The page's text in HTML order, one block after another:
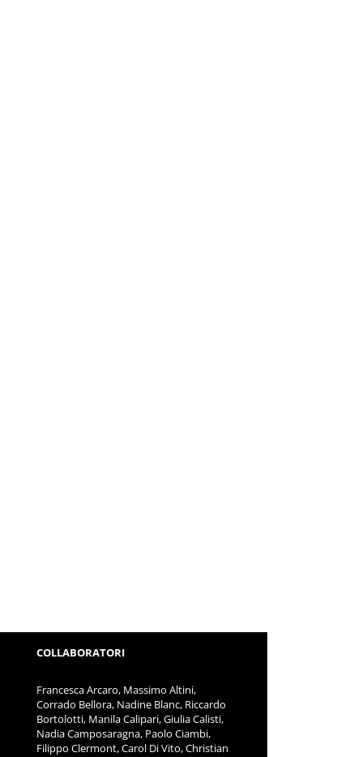
COLLABORATORI
Francesca Arcaro, Massimo Altini,
Corrado Bellora, Nadine Blanc, Riccardo
Bortolotti, Manila Calipari, Giulia Calisti,
Nadia Camposaragna, Paolo Ciambi,
Filippo Clermont, Carol Di Vito, Christian